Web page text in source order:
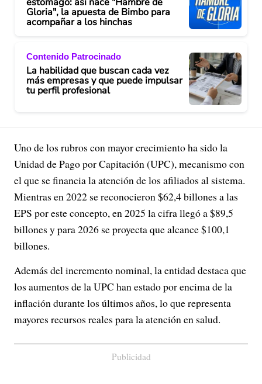
Gloria", la apuesta de Bimbo para
acompañar a los hinchas
Contenido Patrocinado
La habilidad que buscan cada vez
más empresas y que puede impulsar
tu perfil profesional
Uno de los rubros con mayor crecimiento ha sido la
Unidad de Pago por Capitación (UPC), mecanismo con
el que se financia la atención de los afiliados al sistema.
Mientras en 2022 se reconocieron $62,4 billones a las
EPS por este concepto, en 2025 la cifra llegó a $89,5
billones y para 2026 se proyecta que alcance $100,1
billones.
Además del incremento nominal, la entidad destaca que
los aumentos de la UPC han estado por encima de la
inflación durante los últimos años, lo que representa
mayores recursos reales para la atención en salud.
Publicidad